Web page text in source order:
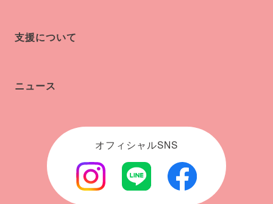
支援について
ニュース
オフィシャルSNS